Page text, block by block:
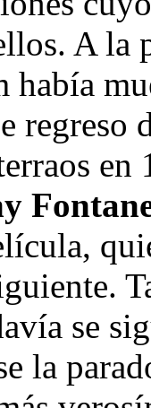
A la
había
regreso
en
se
la